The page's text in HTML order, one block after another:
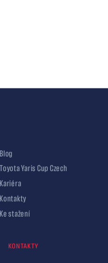
Blog
Toyota Yaris Cup Czech
Kariéra
Kontakty
Ke stažení
KONTAKTY